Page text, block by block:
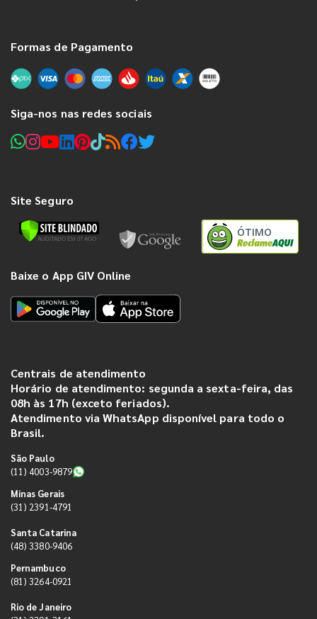
Formas de Pagamento
Siga-nos nas redes sociais
Site Seguro
ÓTIMO
Baixe o App GIV Online
Centrais de atendimento
Horário de atendimento: segunda a sexta-feira, das
08h às 17h (exceto feriados).
Atendimento via WhatsApp disponível para todo o
Brasil.
São Paulo
(11) 4003-9879
Minas Gerais
(31) 2391-4791
Santa Catarina
(48) 3380-9406
Pernambuco
(81) 3264-0921
Rio de Janeiro